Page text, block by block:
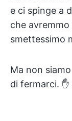
e ci spinge a
che
smettessimo
Ma non
di fermarci. ✋